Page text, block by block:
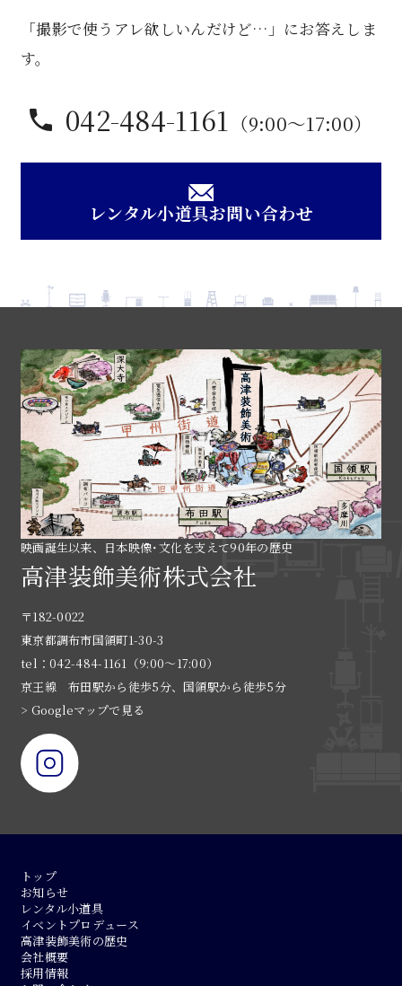
「撮影で使うアレ欲しいんだけど…」にお答えしま
す。
042-484-1161 （9:00〜17:00）
レンタル小道具お問い合わせ
映画誕生以来、日本映像･文化を支えて90年の歴史
高津装飾美術株式会社
〒182-0022
東京都調布市国領町1-30-3
tel：042-484-1161（9:00〜17:00）
京王線 布田駅から徒歩5分、国領駅から徒歩5分
> Googleマップで見る
トップ
お知らせ
レンタル小道具
イベントプロデュース
高津装飾美術の歴史
会社概要
採用情報